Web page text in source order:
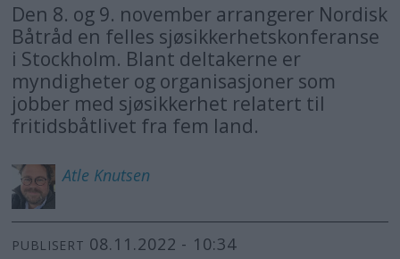
Den 8. og 9. november arrangerer Nordisk
Båtråd en felles sjøsikkerhetskonferanse
i Stockholm. Blant deltakerne er
myndigheter og organisasjoner som
jobber med sjøsikkerhet relatert til
fritidsbåtlivet fra fem land.
Atle Knutsen
PUBLISERT 08.11.2022 - 10:34